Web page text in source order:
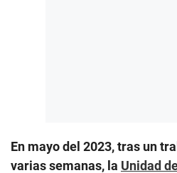
En mayo del 2023, tras un
varias semanas, la Unidad